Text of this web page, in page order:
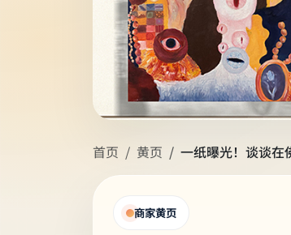
首页 黄页 一纸曝光！谈谈在
商家黄页